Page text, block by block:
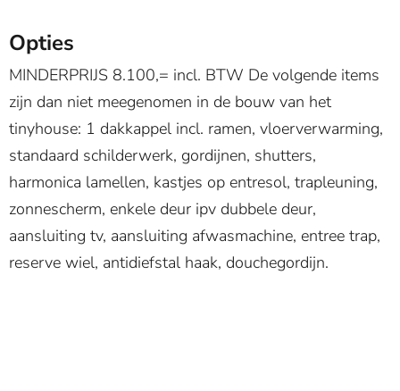
Opties
MINDERPRIJS 8.100,= incl. BTW De volgende items
zijn dan niet meegenomen in de bouw van het
tinyhouse: 1 dakkappel incl. ramen, vloerverwarming,
standaard schilderwerk, gordijnen, shutters,
harmonica lamellen, kastjes op entresol, trapleuning,
zonnescherm, enkele deur ipv dubbele deur,
aansluiting tv, aansluiting afwasmachine, entree trap,
reserve wiel, antidiefstal haak, douchegordijn.